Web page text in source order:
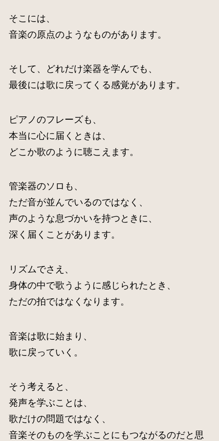
そこには、
音楽の原点のようなものがあります。
そして、どれだけ楽器を学んでも、
最後には歌に戻ってくる感覚があります。
ピアノのフレーズも、
本当に心に届くときは、
どこか歌のように聴こえます。
管楽器のソロも、
ただ音が並んでいるのではなく、
声のような息づかいを持つときに、
深く届くことがあります。
リズムでさえ、
身体の中で歌うように感じられたとき、
ただの拍ではなくなります。
音楽は歌に始まり、
歌に戻っていく。
そう考えると、
発声を学ぶことは、
歌だけの問題ではなく、
音楽そのものを学ぶことにもつながるのだと思